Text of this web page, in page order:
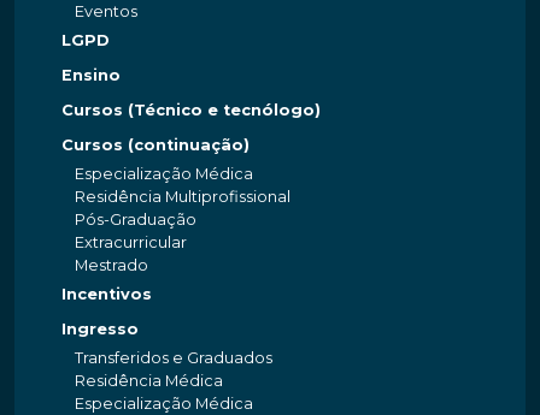
Eventos
LGPD
Ensino
Cursos (Técnico e tecnólogo)
Cursos (continuação)
Especialização Médica
Residência Multiprofissional
Pós-Graduação
Extracurricular
Mestrado
Incentivos
Ingresso
Transferidos e Graduados
Residência Médica
Especialização Médica